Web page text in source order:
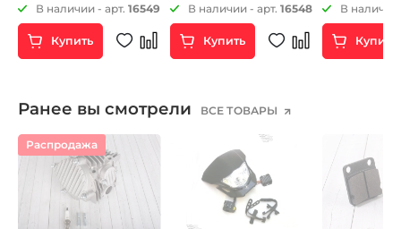
3A (CB250-F)
ZS172FMM-5 (PR250)
В наличии - арт. 16549
Купить
ZS172FMM-5 (PR250)
В наличии - арт. 16548
Купить
В наличии
Купить
Ранее вы смотрели ВСЕ ТОВАРЫ
Распродажа